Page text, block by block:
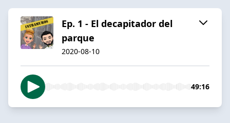
Ep. 1 - El decapitador del
parque
2020-08-10
49:16